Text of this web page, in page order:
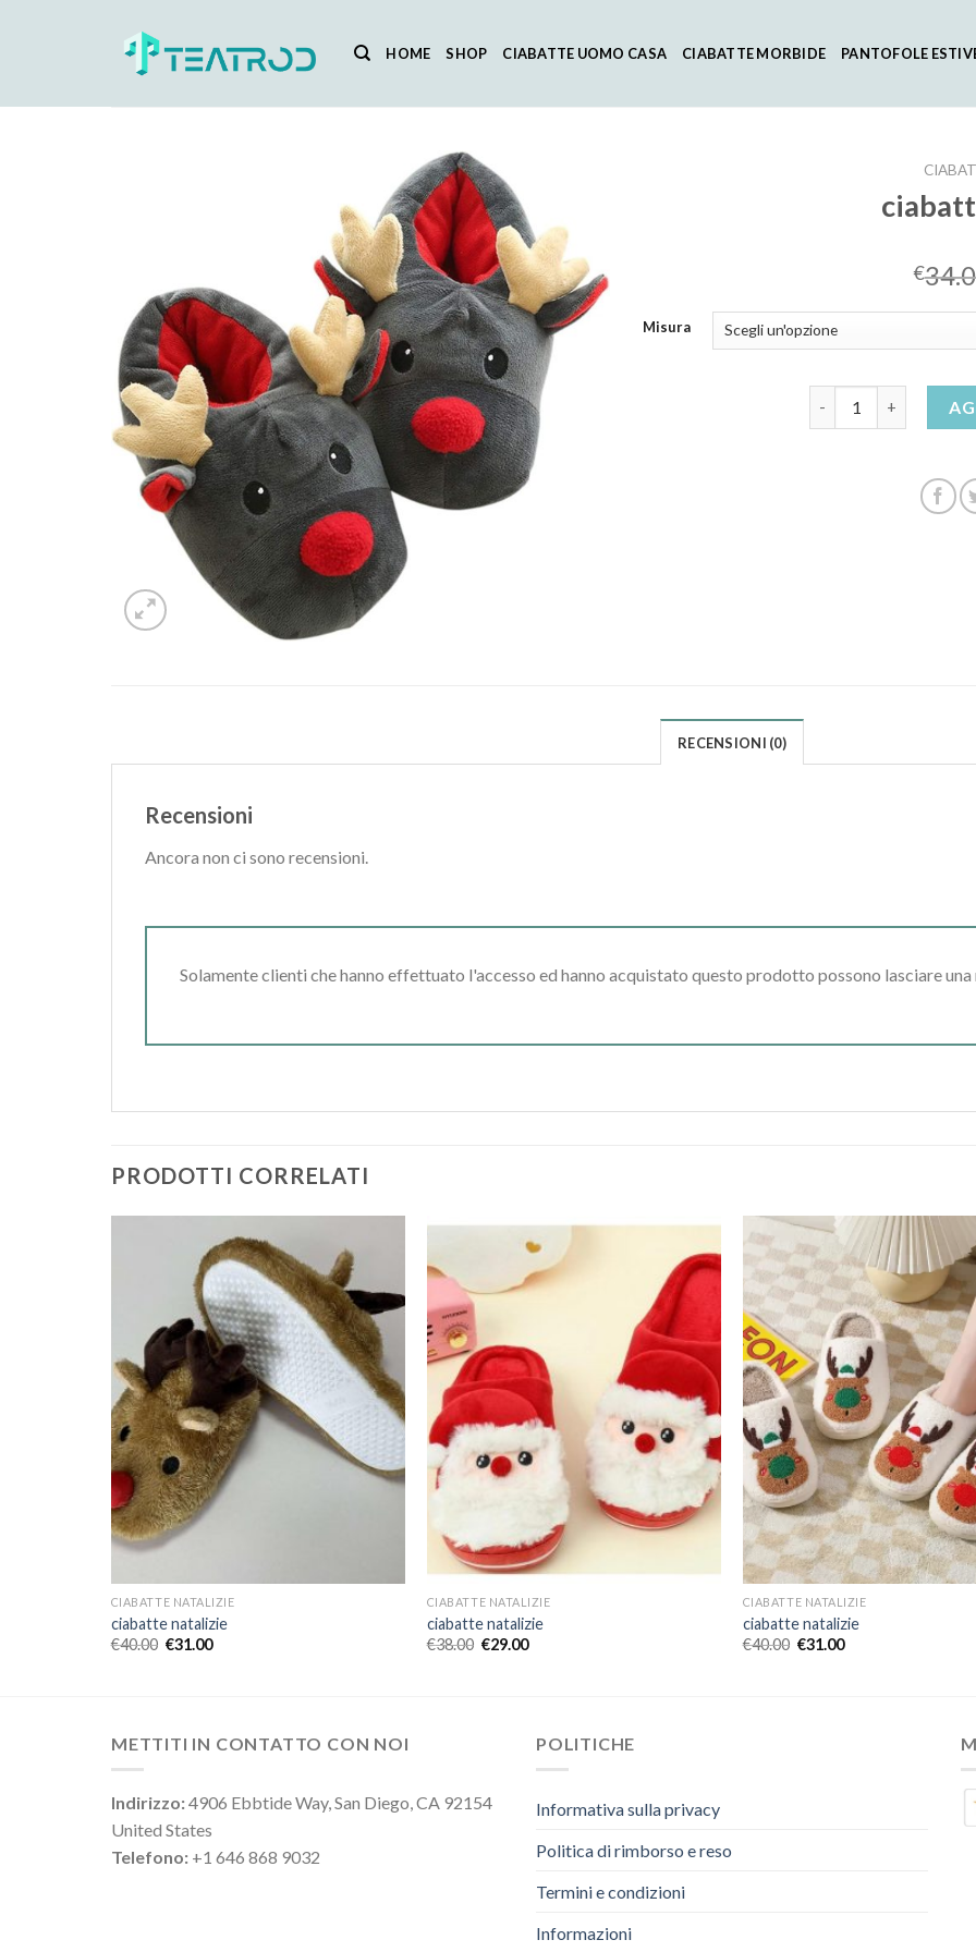
HOME SHOP CIABATTE UOMO CASA CIABATTE MORBIDE PANTOFOLE
€
Misura
RECENSIONI (0)
Recensioni
Ancora non ci sono recensioni.
Solamente clienti che hanno effettuato l'accesso ed hanno acquistato questo prodotto possono lasciare una
PRODOTTI CORRELATI
CIABATTE NATALIZIE
ciabatte natalizie
€40.00 €31.00
CIABATTE NATALIZIE
ciabatte natalizie
€38.00 €29.00
CIABATTE NATALIZIE
ciabatte natalizie
€40.00 €31.00
METTITI IN CONTATTO CON NOI
Indirizzo:4906 Ebbtide Way, San Diego, CA 92154
United States
Telefono: +1 646 868 9032
POLITICHE
Informativa sulla privacy
Politica di rimborso e reso
Termini e condizioni
Informazioni